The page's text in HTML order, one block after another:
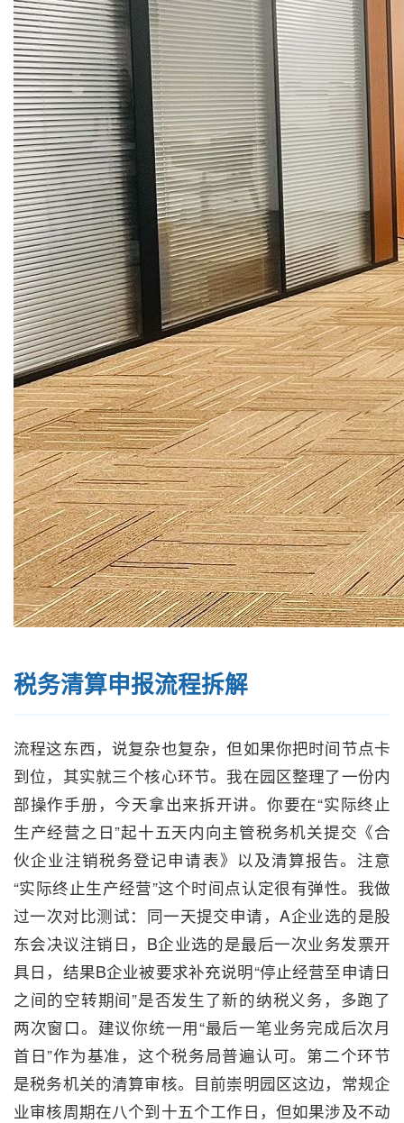
税务清算申报流程拆解
流程这东西，说复杂也复杂，但如果你把时间节点卡
到位，其实就三个核心环节。我在园区整理了一份内
部操作手册，今天拿出来拆开讲。你要在“实际终止
生产经营之日”起十五天内向主管税务机关提交《合
伙企业注销税务登记申请表》以及清算报告。注意
“实际终止生产经营”这个时间点认定很有弹性。我做
过一次对比测试：同一天提交申请，A企业选的是股
东会决议注销日，B企业选的是最后一次业务发票开
具日，结果B企业被要求补充说明“停止经营至申请日
之间的空转期间”是否发生了新的纳税义务，多跑了
两次窗口。建议你统一用“最后一笔业务完成后次月
首日”作为基准，这个税务局普遍认可。第二个环节
是税务机关的清算审核。目前崇明园区这边，常规企
业审核周期在八个到十五个工作日，但如果涉及不动